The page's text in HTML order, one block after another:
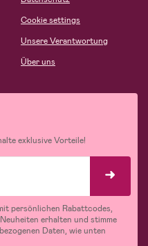
Cookie settings
Unsere Verantwortung
Über uns
exklusive Vorteile!
persönlichen Rabattcodes,
erhalten und stimme
Daten, wie unten